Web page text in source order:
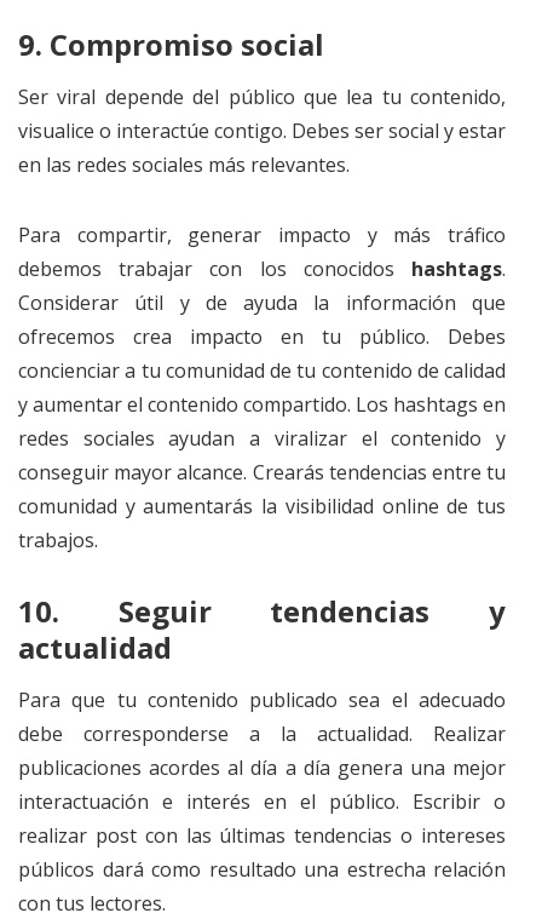
9. Compromiso social
Ser viral depende del público que lea tu contenido,
visualice o interactúe contigo. Debes ser social y estar
en las redes sociales más relevantes.
Para compartir, generar impacto y más tráfico
debemos trabajar con los conocidos hashtags.
Considerar útil y de ayuda la información que
ofrecemos crea impacto en tu público. Debes
concienciar a tu comunidad de tu contenido de calidad
y aumentar el contenido compartido. Los hashtags en
redes sociales ayudan a viralizar el contenido y
conseguir mayor alcance. Crearás tendencias entre tu
comunidad y aumentarás la visibilidad online de tus
trabajos.
10. Seguir tendencias y
actualidad
Para que tu contenido publicado sea el adecuado
debe corresponderse a la actualidad. Realizar
publicaciones acordes al día a día genera una mejor
interactuación e interés en el público. Escribir o
realizar post con las últimas tendencias o intereses
públicos dará como resultado una estrecha relación
con tus lectores.